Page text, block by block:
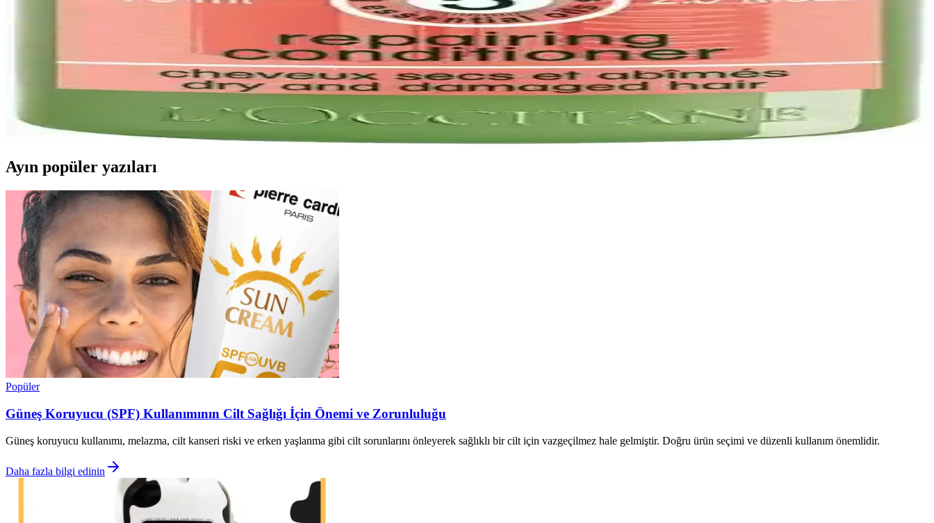
Tırnak bakımı için sağlıklı iyileşme, uygun şekil seçimi ve doğal tasarımlar önemlidir. Tırnak ısırma alışkanlığına yönelik kaplama yöntemleri ve profesyonel salon tercihi süreci kolaylaştırır.
SİNKA Tırnak Nail Art Desen Şerit Bantları ile Estetik ve Pratik Tırnak Süsleme Çözümleri
SİNKA tırnak şerit bantları, çeşitli renk ve desen seçenekleriyle kolay uygulama ve estetik sonuçlar sunar. Dayanıklılığı ve kullanıcı dostu tasarımıyla tırnak sanatında yeni bir dönemi başlatıyor.
Apres Şampuan ve Saç Kremi: Anlamı, Kullanımı ve Aprés Nail Gel-X Sistemi Hakkında Bilgi
Apres terimi, kozmetik ürünlerde 'sonra' anlamına gelir ve şampuan sonrası saç kremi kullanımını ifade eder. Aprés Nail'in Gel-X sistemi ise profesyonel tırnak bakımı için estetik ve dayanıklı çözümler sunar.
Ayın popüler yazıları
Popüler
Güneş Koruyucu (SPF) Kullanımının Cilt Sağlığı İçin Önemi ve Zorunluluğu
Güneş koruyucu kullanımı, melazma, cilt kanseri riski ve erken yaşlanma gibi cilt sorunlarını önleyerek sağlıklı bir cilt için vazgeçilmez hale gelmiştir. Doğru ürün seçimi ve düzenli kullanım önemlidir.
Daha fazla bilgi edinin